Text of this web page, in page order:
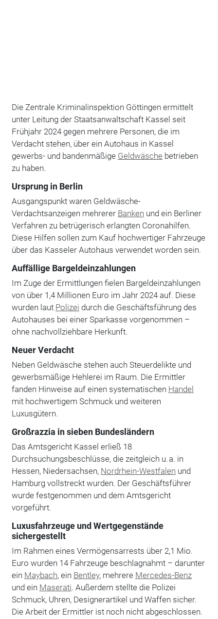
Die Zentrale Kriminalinspektion Göttingen ermittelt
unter Leitung der Staatsanwaltschaft Kassel seit
Frühjahr 2024 gegen mehrere Personen, die im
Verdacht stehen, über ein Autohaus in Kassel
gewerbs- und bandenmäßige Geldwäsche betrieben
zu haben.
Ursprung in Berlin
Ausgangspunkt waren Geldwäsche-
Verdachtsanzeigen mehrerer Banken und ein Berliner
Verfahren zu betrügerisch erlangten Coronahilfen.
Diese Hilfen sollen zum Kauf hochwertiger Fahrzeuge
über das Kasseler Autohaus verwendet worden sein.
Auffällige Bargeldeinzahlungen
Im Zuge der Ermittlungen fielen Bargeldeinzahlungen
von über 1,4 Millionen Euro im Jahr 2024 auf. Diese
wurden laut Polizei durch die Geschäftsführung des
Autohauses bei einer Sparkasse vorgenommen –
ohne nachvollziehbare Herkunft.
Neuer Verdacht
Neben Geldwäsche stehen auch Steuerdelikte und
gewerbsmäßige Hehlerei im Raum. Die Ermittler
fanden Hinweise auf einen systematischen Handel
mit hochwertigem Schmuck und weiteren
Luxusgütern.
Großrazzia in sieben Bundesländern
Das Amtsgericht Kassel erließ 18
Durchsuchungsbeschlüsse, die zeitgleich u. a. in
Hessen, Niedersachsen, Nordrhein-Westfalen und
Hamburg vollstreckt wurden. Der Geschäftsführer
wurde festgenommen und dem Amtsgericht
vorgeführt.
Luxusfahrzeuge und Wertgegenstände
sichergestellt
Im Rahmen eines Vermögensarrests über 2,1 Mio.
Euro wurden 14 Fahrzeuge beschlagnahmt – darunter
ein Maybach, ein Bentley, mehrere Mercedes-Benz
und ein Maserati. Außerdem stellte die Polizei
Schmuck, Uhren, Designerartikel und Waffen sicher.
Die Arbeit der Ermittler ist noch nicht abgeschlossen.